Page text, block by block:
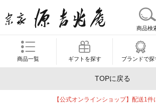
商品検
商品一覧 ギフトを探す ブランドで探
TOPに戻る
【公式オンラインショップ】配送1件